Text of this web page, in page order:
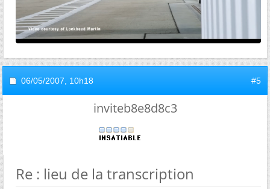
06/05/2007, 10h18 #5
inviteb8e8d8c3
Re : lieu de la transcription